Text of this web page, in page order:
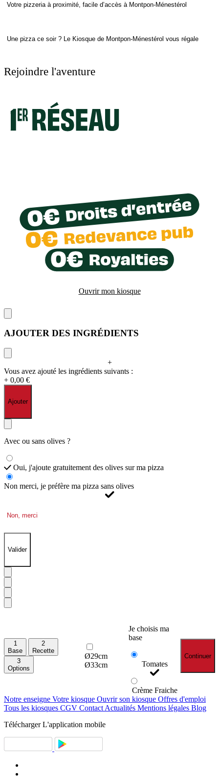
Votre pizzeria à proximité, facile d’accès à Montpon-Ménestérol
Une pizza ce soir ? Le Kiosque de Montpon-Ménestérol vous régale
Rejoindre l'aventure
Ouvrir mon kiosque
AJOUTER DES INGRÉDIENTS
+
Vous avez ajouté les ingrédients suivants :
+ 0,00 €
Ajouter
Avec ou sans olives ?
Oui, j'ajoute gratuitement des olives sur ma pizza
Non merci, je préfère ma pizza sans olives
Non, merci
Valider
1
Base
2
Recette
3
Options
Ø29cm
Ø33cm
Je choisis ma
base
Tomates
Crème Fraiche
Continuer
Notre enseigne Votre kiosque Ouvrir son kiosque Offres d'emploi
Tous les kiosques CGV Contact Actualités Mentions légales Blog
Télécharger L'application mobile